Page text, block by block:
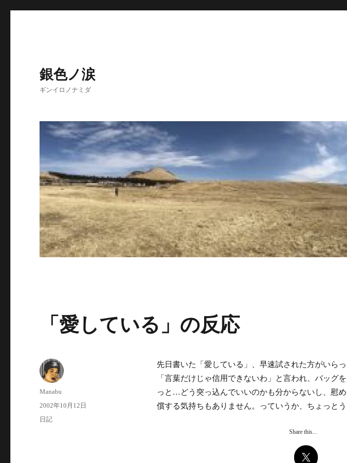
銀色ノ涙
ギンイロノナミダ
「愛している」の反応
先日書いた「愛している」、早速試された方がいら
「言葉だけじゃ信用できないわ」と言われ、バッグ
っと…どう突っ込んでいいのかも分からないし、慰
償する気持ちもありません。っていうか、ちょっと
Share this...
投
稿
Manabu
投
稿
2002年10月12日
カ
日記